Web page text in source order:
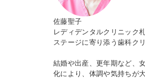
佐藤聖子
レディデンタルクリニック
ステージに寄り添う歯科ク
結婚や出産、更年期など、
化により、体調や気持ちが